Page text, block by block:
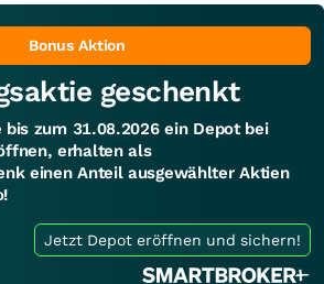
Bonus Aktion
geschenkt
zum 31.08.2026 ein Depot bei
erhalten als
einen Anteil ausgewählter Aktien
Jetzt Depot eröffnen und sichern!